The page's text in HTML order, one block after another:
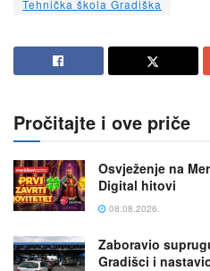
Tehnička škola Gradiška
Pročitajte i ove priče
Osvježenje na
Digital hitovi
08.08.2026.
Zaboravio
Gradišci i